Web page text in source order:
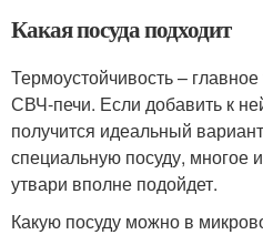
Какая посуда подходит
Термоустойчивость –
СВЧ-печи. Если добавить к
получится идеальный
специальную посуду, многое
утвари вполне подойдет.
Какую посуду можно в